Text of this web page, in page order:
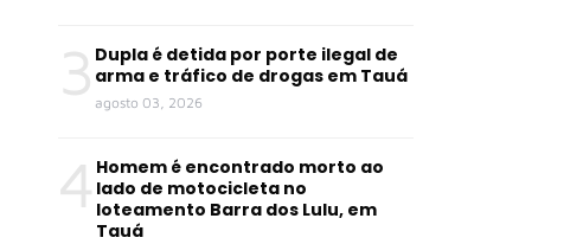
3 Dupla é detida por porte ilegal de
arma e tráfico de drogas em Tauá
agosto 03, 2026
4 Homem é encontrado morto ao
lado de motocicleta no
loteamento Barra dos Lulu, em
Tauá